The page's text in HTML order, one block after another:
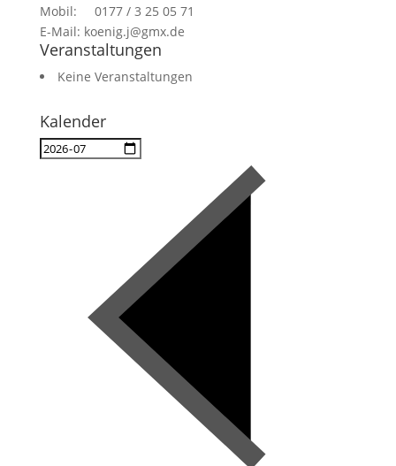
Mobil: 0177 / 3 25 05 71
E-Mail: koenig.j@gmx.de
Veranstaltungen
Keine Veranstaltungen
Kalender